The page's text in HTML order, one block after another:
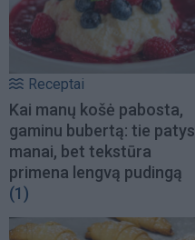
Receptai
Kai manų košė pabosta,
gaminu bubertą: tie patys
manai, bet tekstūra
primena lengvą pudingą
(1)